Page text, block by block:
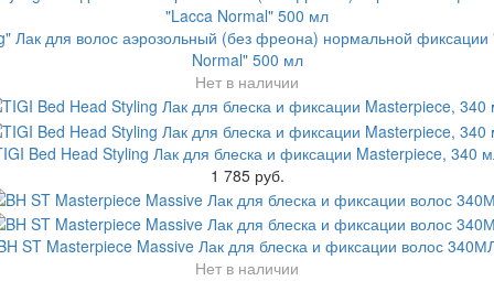
Лак для волос аэрозольный (без фреона) нормальной фиксации
Normal" 500 мл
Нет в наличии
Bed Head Styling Лак для блеска и фиксации Masterpiece, 340
1 785 руб.
ST Masterpiece Massive Лак для блеска и фиксации волос
Нет в наличии